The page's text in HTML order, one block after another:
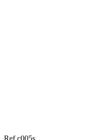
Ref c005s